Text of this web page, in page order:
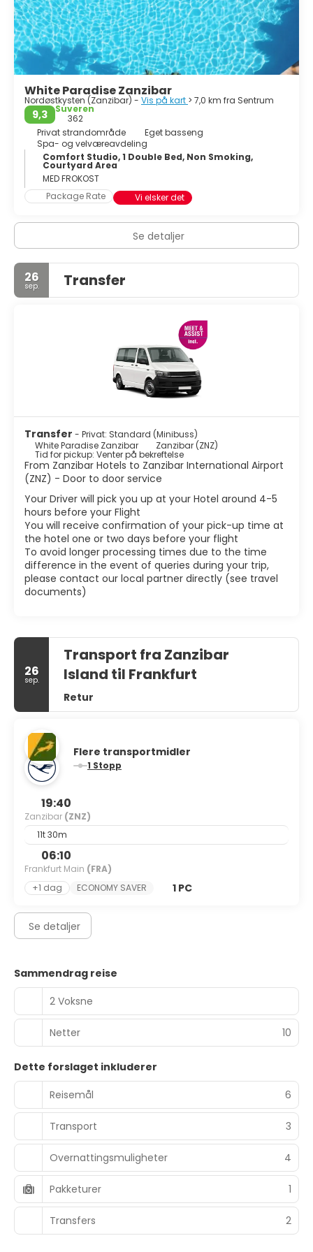
Jozani-skogen et must. Dette vernede området er
hjemsted for den sjeldne røde Colobus-apen og en rekke
annet dyreliv. Vandre gjennom de frodige stiene og
opplev øyas unike flora og fauna på nært hold. Med sitt
mangfoldige tilbud er Zanzibar Island et reisemål som
fengsler sansene og etterlater et varig inntrykk på alle
som besøker.
White Paradise Zanzibar
Nordøstkysten (Zanzibar) - Vis på kart > 7,0 km fra Sentrum
9,3
Suveren
362
Privat strandområde
Eget basseng
Spa- og velværeavdeling
Comfort Studio, 1 Double Bed, Non Smoking,
Courtyard Area
MED FROKOST
Package Rate
Vi elsker det
Se detaljer
26
sep. Transfer
Transfer - Privat: Standard (Minibuss)
White Paradise Zanzibar
Zanzibar (ZNZ)
Tid for pickup: Venter på bekreftelse
From Zanzibar Hotels to Zanzibar International Airport
(ZNZ) - Door to door service
Your Driver will pick you up at your Hotel around 4-5
hours before your Flight
You will receive confirmation of your pick-up time at
the hotel one or two days before your flight
To avoid longer processing times due to the time
difference in the event of queries during your trip,
please contact our local partner directly (see travel
documents)
26
sep.
Transport fra Zanzibar
Island til Frankfurt
Retur
Flere transportmidler
1 Stopp
19:40
Zanzibar (ZNZ)
11t 30m
06:10
Frankfurt Main (FRA)
+1 dag
ECONOMY SAVER 1 PC
Se detaljer
Sammendrag reise
2 Voksne
Netter 10
Dette forslaget inkluderer
Reisemål
6
Transport 3
Overnattingsmuligheter 4
Pakketurer 1
Transfers 2